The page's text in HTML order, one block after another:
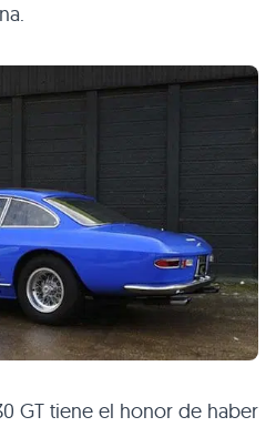
GT tiene el honor de haber